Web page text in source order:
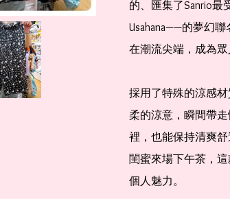
的、匯集了Sanrio最
Usahana——的夢幻
在潮流尖端，成為眾
採用了特殊的涼感
柔的涼意，瞬間帶
裡，也能保持清爽
閨蜜來場下午茶，
個人魅力。